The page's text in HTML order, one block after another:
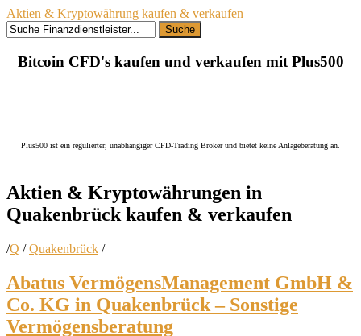
Aktien & Kryptowährung kaufen & verkaufen
Suche
Bitcoin CFD's kaufen und verkaufen mit Plus500
Plus500 ist ein regulierter, unabhängiger CFD-Trading Broker und bietet keine Anlageberatung an.
Aktien & Kryptowährungen in
Quakenbrück kaufen & verkaufen
/Q / Quakenbrück /
Abatus VermögensManagement GmbH &
Co. KG in Quakenbrück – Sonstige
Vermögensberatung